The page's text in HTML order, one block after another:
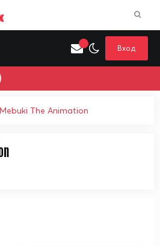
для поиска
Вход
The Animation